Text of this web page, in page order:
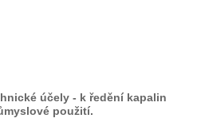
účely - k ředění kapalin
použití.